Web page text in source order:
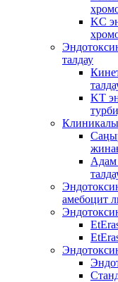
KC
талдау
KT
Адам
амебоцит